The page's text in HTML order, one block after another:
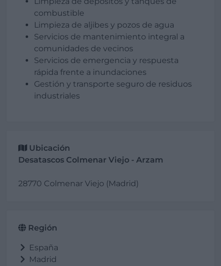
combustible
Limpieza de aljibes y pozos de agua
Servicios de mantenimiento integral a
comunidades de vecinos
Servicios de emergencia y respuesta
rápida frente a inundaciones
Gestión y transporte seguro de residuos
industriales
Ubicación
Desatascos Colmenar Viejo - Arzam
28770 Colmenar Viejo (Madrid)
Región
España
Madrid